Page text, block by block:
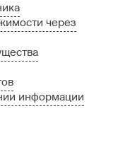
через
информации